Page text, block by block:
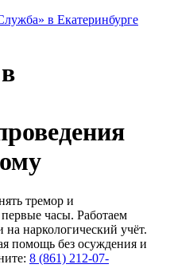
в Екатеринбурге
тремор и
часы. Работаем
наркологический учёт.
помощь без осуждения и
8 (861) 212-07-